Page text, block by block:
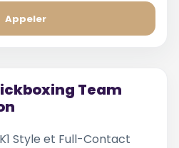
Appeler
Team
Style et Full-Contact